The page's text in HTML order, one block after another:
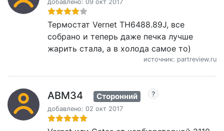
добавлено: 09 окт 2017
Термостат Vernet TH6488.89J, все
собрано и теперь даже печка лучше
жарить стала, а в холода самое то)
источник: partreview.ru
ABM34 Сторонний
добавлено: 02 окт 2017